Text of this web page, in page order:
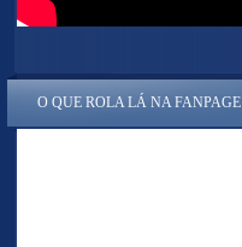
O QUE ROLA LÁ NA FANPAGE